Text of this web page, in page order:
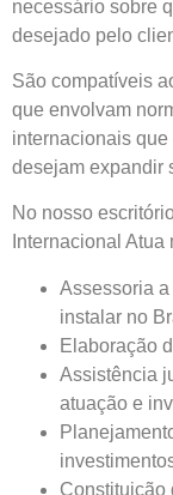
necessário sobre
desejado pelo
São compatíveis
que envolvam
internacionais
desejam expandir
No nosso
Internacional
Assessoria
instalar no
Elaboração
Assistência
atuação e
Constituição